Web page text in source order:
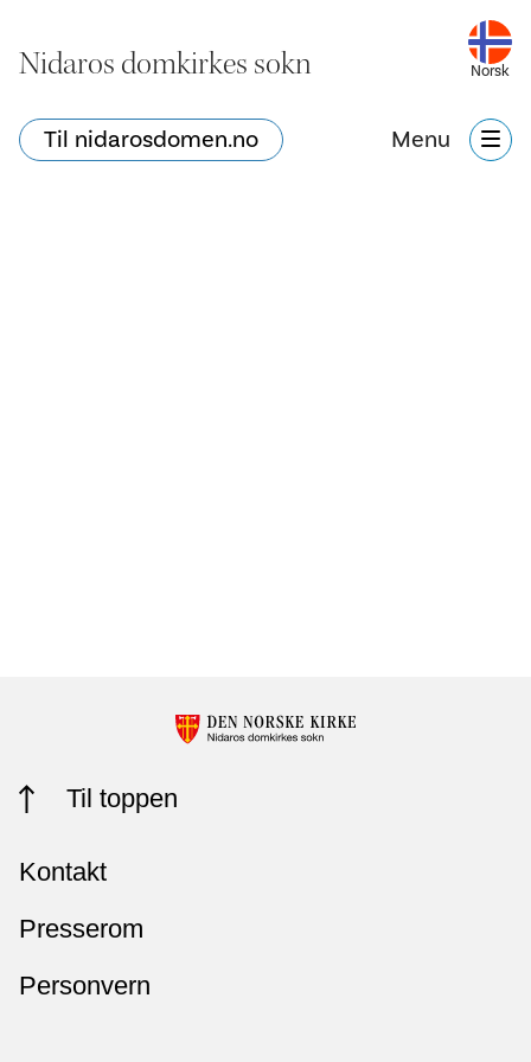
Nidaros domkirkes sokn Norsk
Til nidarosdomen.no Menu
Kontakt
Presserom
Personvern
Til toppen